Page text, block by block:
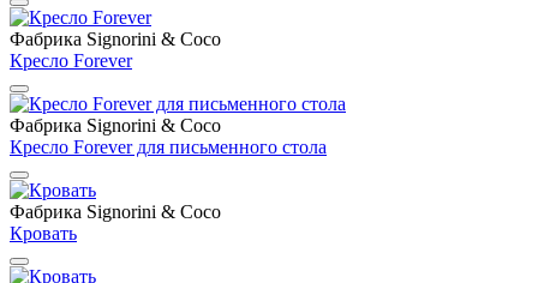
Фабрика Signorini & Coco
Кресло Forever
Фабрика Signorini & Coco
Кресло Forever для письменного стола
Фабрика Signorini & Coco
Кровать